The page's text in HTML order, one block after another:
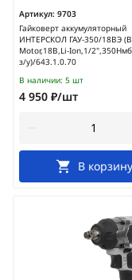
Артикул: 9703
Гайковерт аккумуляторный
ИНТЕРСКОЛ ГАУ-350/18ВЭ
Motor,18В,Li-Ion,1/
з/у)/643.1.0.70
В наличии: 5 шт
4 950 ₽/шт
В корзину